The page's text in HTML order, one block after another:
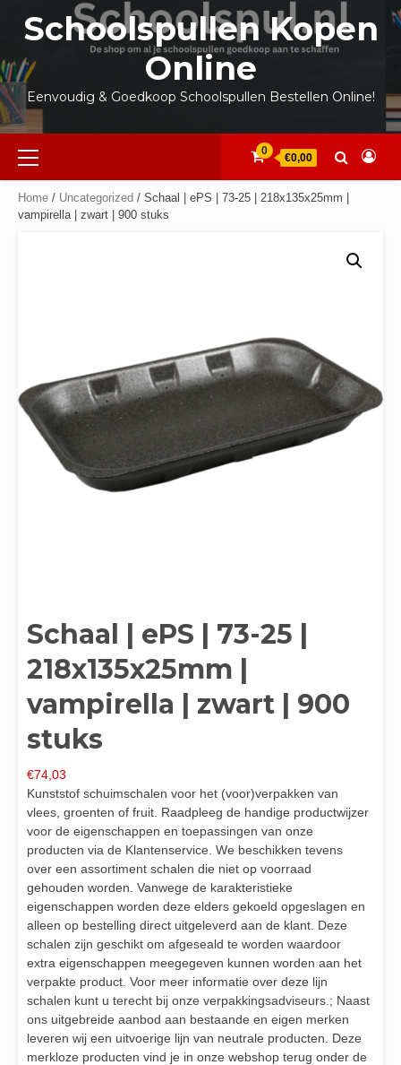
inhoud
Schoolspullen Kopen
Online
Eenvoudig & Goedkoop Schoolspullen Bestellen Online!
Primair
menu
0
€0,00
Home / Uncategorized / Schaal | ePS | 73-25 | 218x135x25mm |
vampirella | zwart | 900 stuks
Schaal | ePS | 73-25 |
218x135x25mm |
vampirella | zwart | 900
stuks
€74,03
Kunststof schuimschalen voor het (voor)verpakken van
vlees, groenten of fruit. Raadpleeg de handige productwijzer
voor de eigenschappen en toepassingen van onze
producten via de Klantenservice. We beschikken tevens
over een assortiment schalen die niet op voorraad
gehouden worden. Vanwege de karakteristieke
eigenschappen worden deze elders gekoeld opgeslagen en
alleen op bestelling direct uitgeleverd aan de klant. Deze
schalen zijn geschikt om afgeseald te worden waardoor
extra eigenschappen meegegeven kunnen worden aan het
verpakte product. Voor meer informatie over deze lijn
schalen kunt u terecht bij onze verpakkingsadviseurs.; Naast
ons uitgebreide aanbod aan bestaande en eigen merken
leveren wij een uitvoerige lijn van neutrale producten. Deze
merkloze producten vind je in onze webshop terug onder de